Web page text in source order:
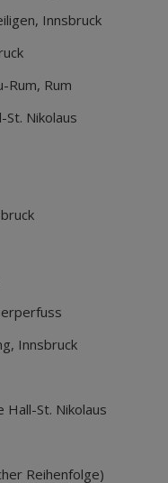
Innsbruck
Rum, Rum
St. Nikolaus
Innsbruck
Hall-St. Nikolaus
Reihenfolge)